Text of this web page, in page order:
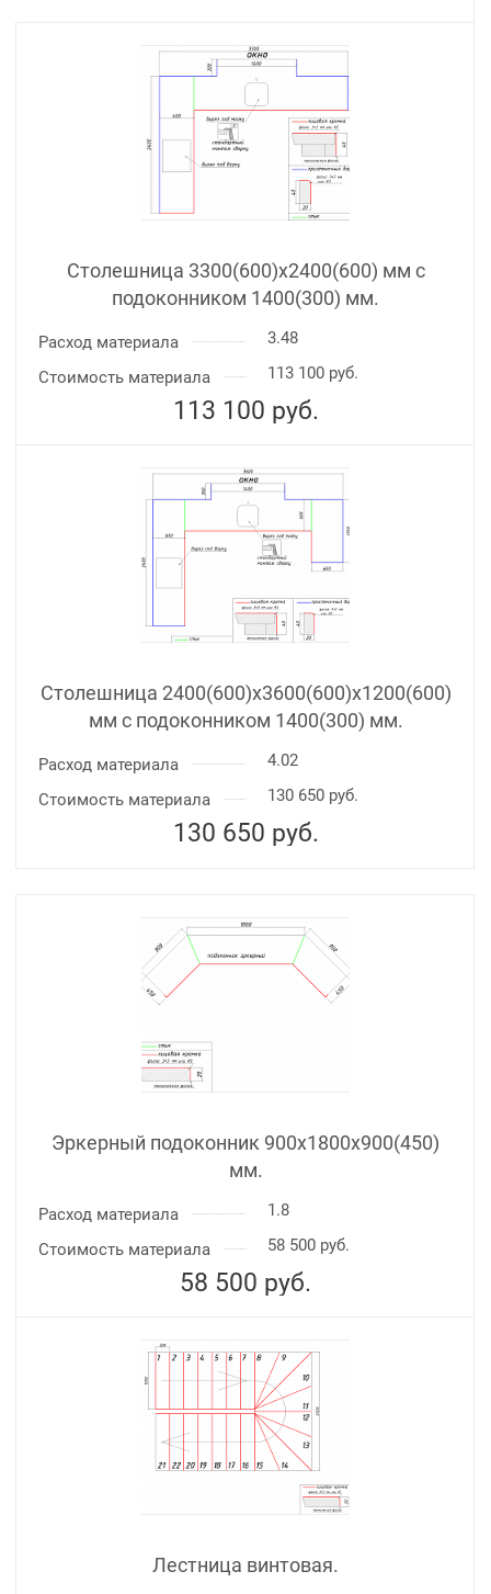
Столешница 3300(600)х2400(600) мм с
подоконником 1400(300) мм.
Расход материала
3.48
Стоимость материала
113 100 руб.
113 100 руб.
Столешница 2400(600)х3600(600)x1200(600)
мм с подоконником 1400(300) мм.
Расход материала
4.02
Стоимость материала
130 650 руб.
130 650 руб.
Эркерный подоконник 900х1800х900(450)
мм.
Расход материала
1.8
Стоимость материала
58 500 руб.
58 500 руб.
Лестница винтовая.